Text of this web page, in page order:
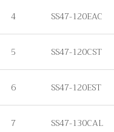
4 SS47-120EAC
5 SS47-120CST
6 SS47-120EST
7 SS47-130CAL